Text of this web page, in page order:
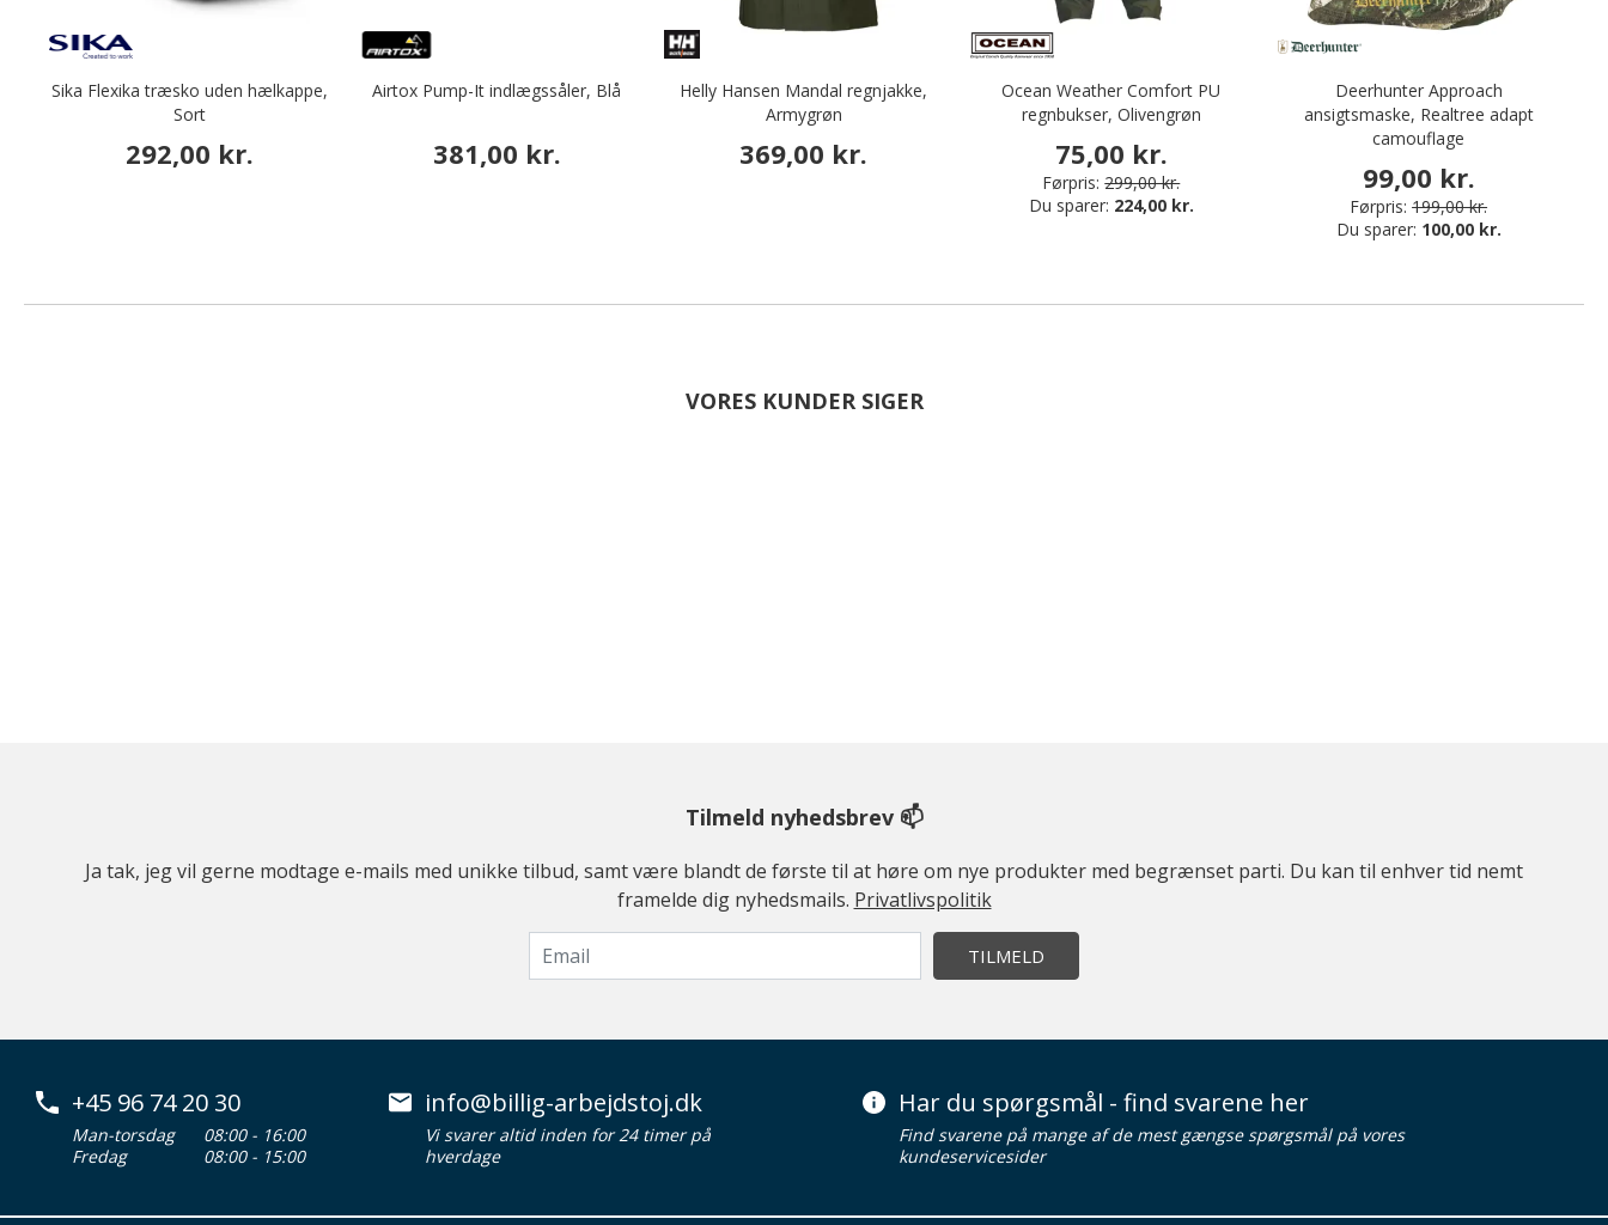
Sika Flexika træsko uden hælkappe,
Sort
292,00 kr.
Airtox Pump-It indlægssåler, Blå
381,00 kr.
Helly Hansen Mandal regnjakke,
Armygrøn
369,00 kr.
Ocean Weather Comfort PU
regnbukser, Olivengrøn
75,00 kr.
Førpris: 299,00 kr.
Du sparer: 224,00 kr.
Deerhunter Approach
ansigtsmaske, Realtree adapt
camouflage
99,00 kr.
Førpris: 199,00 kr.
Du sparer: 100,00 kr.
VORES KUNDER SIGER
Tilmeld nyhedsbrev 📫
Ja tak, jeg vil gerne modtage e-mails med unikke tilbud, samt være blandt de første til at høre om nye produkter med begrænset parti. Du kan til enhver tid nemt
framelde dig nyhedsmails. Privatlivspolitik
TILMELD
+45 96 74 20 30
Man-torsdag
08:00 - 16:00
Fredag
08:00 - 15:00
info@billig-arbejdstoj.dk
Vi svarer altid inden for 24 timer på
hverdage
Har du spørgsmål - find svarene her
Find svarene på mange af de mest gængse spørgsmål på vores
kundeservicesider